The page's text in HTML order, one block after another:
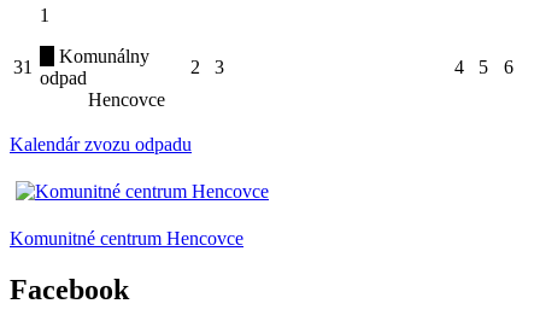
31
1
Komunálny
odpad
Hencovce
2 3 4 5 6
Kalendár zvozu odpadu
Komunitné centrum Hencovce
Facebook